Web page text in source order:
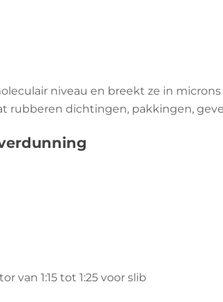
niveau en breekt ze in
rubberen dichtingen, pakkingen,
1:15 tot 1:25 voor slib